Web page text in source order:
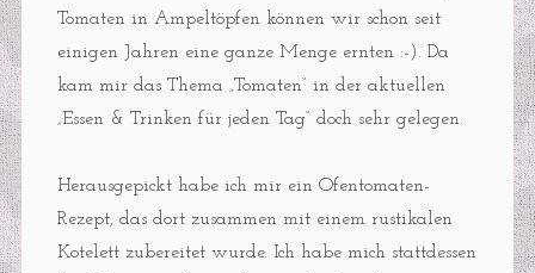
Tomaten in Ampeltöpfen können wir schon seit
einigen Jahren eine ganze Menge ernten :-). Da
kam mir das Thema „Tomaten“ in der aktuellen
„Essen & Trinken für jeden Tag“ doch sehr gelegen.
Herausgepickt habe ich mir ein Ofentomaten-
Rezept, das dort zusammen mit einem rustikalen
Kotelett zubereitet wurde. Ich habe mich stattdessen